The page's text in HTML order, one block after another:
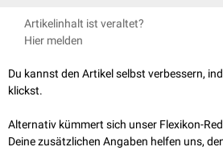
Brüche der vorderen Schädelbasis werden
Artikelinhalt ist veraltet?
Hier melden
Du kannst den Artikel selbst verbessern,
klickst.
Alternativ kümmert sich unser Flexikon-
Deine zusätzlichen Angaben helfen uns,